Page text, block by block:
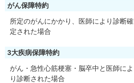
がん保障特約
所定のがんにかかり、医師により診断確
定された場合
3大疾病保障特約
がん・急性心筋梗塞・脳卒中と医師によ
り診断された場合